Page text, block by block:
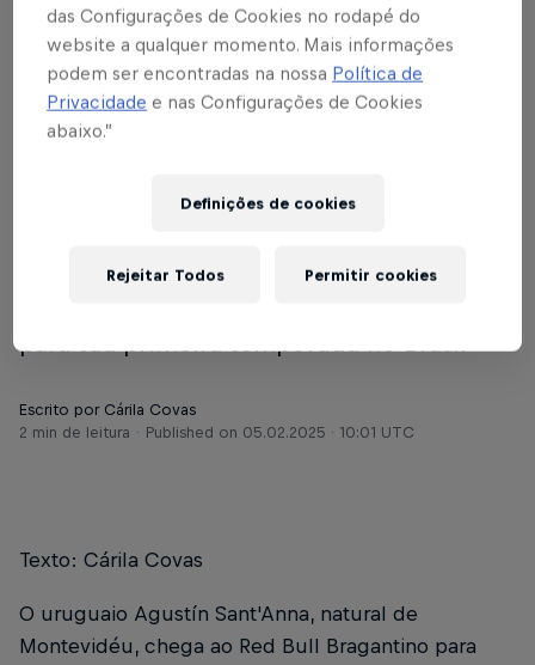
FUTEBOL MASCULINO
Red Bull Bragantino
acerta com o lateral-
direito Agustín
Escrito por Cárila Covas
2 min de leitura
Published on 05.02.2025 · 10:01 UTC
Texto: Cárila Covas
O uruguaio Agustín Sant'Anna, natural de
Montevidéu, chega ao Red Bull Bragantino para
das Configurações de Cookies no rodapé do
website a qualquer momento. Mais informações
podem ser encontradas na nossa Política de
Privacidade e nas Configurações de Cookies
abaixo.”
Definições de cookies
Rejeitar Todos Permitir cookies